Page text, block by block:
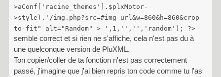
>aConf['racine_themes'].$plxMotor-
>style).'/img.php?src=#img_url&w=860&h=860&crop-
to-fit" alt="Random" > ',1,'','','random'); ?>
semble correct et si rien ne s'affiche, cela n'est pas du à
une quelconque version de PluXML.
Ton copier/coller de ta fonction n'est pas correctement
passé, j'imagine que j'ai bien repris ton code comme tu l'as